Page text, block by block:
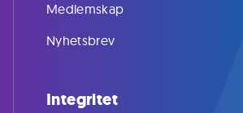
Medlemskap
Nyhetsbrev
Integritet